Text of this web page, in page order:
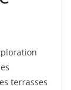
terrasses